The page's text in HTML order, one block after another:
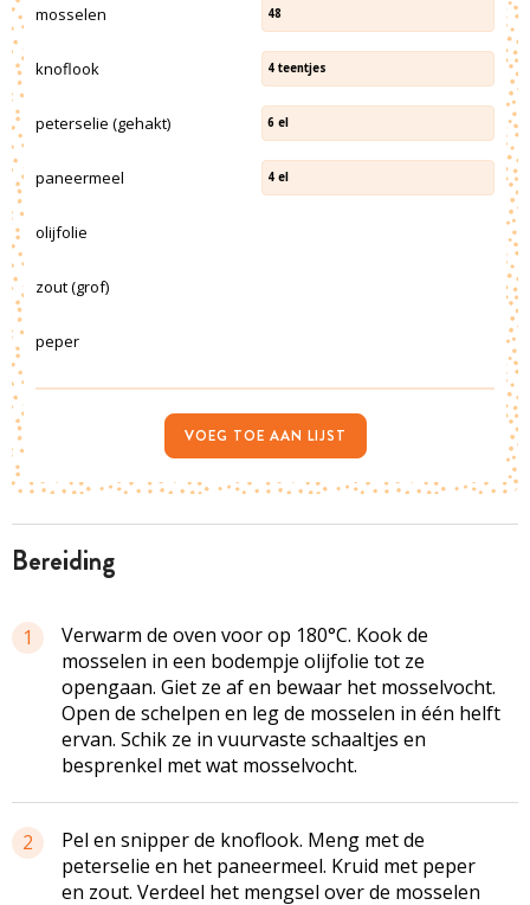
bereiding
1
Verwarm de oven voor op 180°C. Kook de
mosselen in een bodempje olijfolie tot ze
opengaan. Giet ze af en bewaar het mosselvocht.
Open de schelpen en leg de mosselen in één helft
ervan. Schik ze in vuurvaste schaaltjes en
besprenkel met wat mosselvocht.
2
Pel en snipper de knoflook. Meng met de
peterselie en het paneermeel. Kruid met peper
en zout. Verdeel het mengsel over de mosselen
mosselen 48
knoflook 4 teentjes
peterselie (gehakt) 6 el
paneermeel 4 el
olijfolie
zout (grof)
peper
VOEG TOE AAN LIJST